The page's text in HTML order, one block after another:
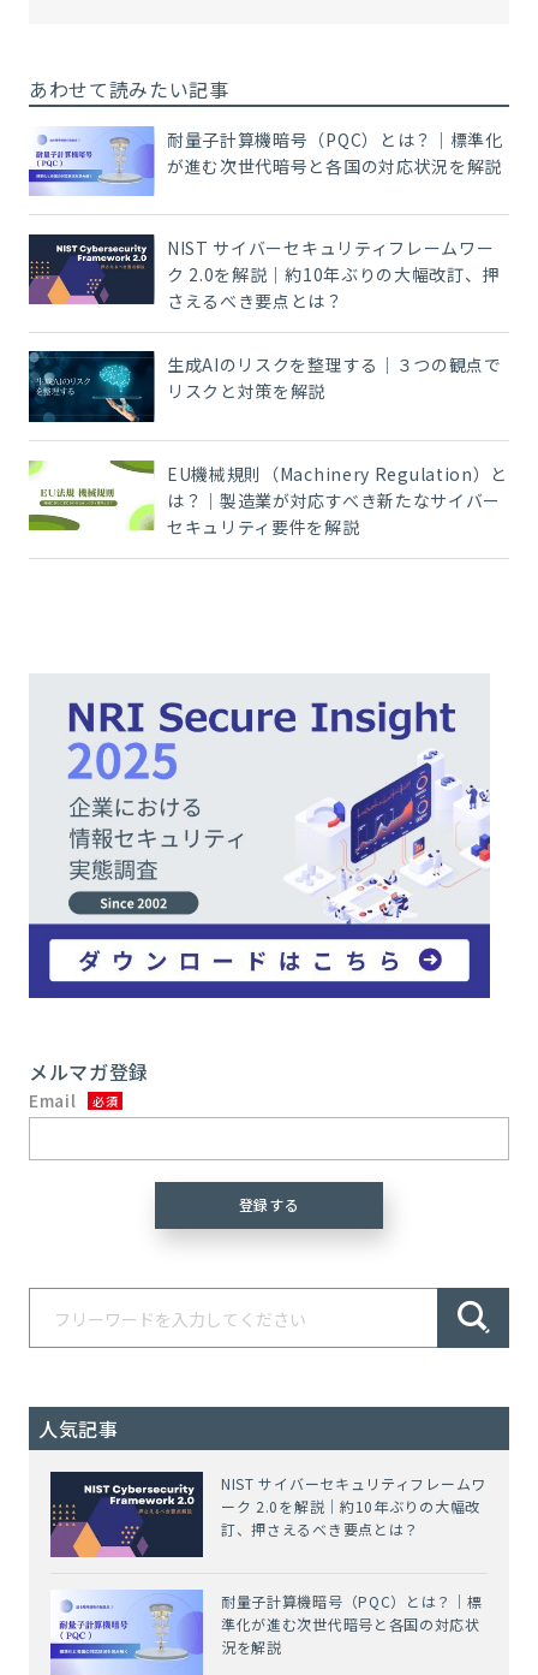
あわせて読みたい記事
耐量子計算機暗号（PQC）とは？｜標準化
が進む次世代暗号と各国の対応状況を解説
NIST サイバーセキュリティフレームワー
ク 2.0を解説｜約10年ぶりの大幅改訂、押
さえるべき要点とは？
生成AIのリスクを整理する｜３つの観点で
リスクと対策を解説
EU機械規則（Machinery Regulation）と
は？｜製造業が対応すべき新たなサイバー
セキュリティ要件を解説
メルマガ登録
Email
人気記事
NIST サイバーセキュリティフレームワ
ーク 2.0を解説｜約10年ぶりの大幅改
訂、押さえるべき要点とは？
耐量子計算機暗号（PQC）とは？｜標
準化が進む次世代暗号と各国の対応状
況を解説